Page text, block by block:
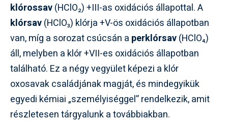
klórossav(HClO₂) +III-as oxidációs állapottal. A
klórsav(HClO₃) klórja +V-ös oxidációs állapotban
van, míg a sorozat csúcsán a perklórsav(HClO₄)
áll, melyben a klór +VII-es oxidációs állapotban
található. Ez a négy vegyület képezi a klór
oxosavak családjának magját, és mindegyikük
egyedi kémiai „személyiséggel” rendelkezik, amit
részletesen tárgyalunk a továbbiakban.